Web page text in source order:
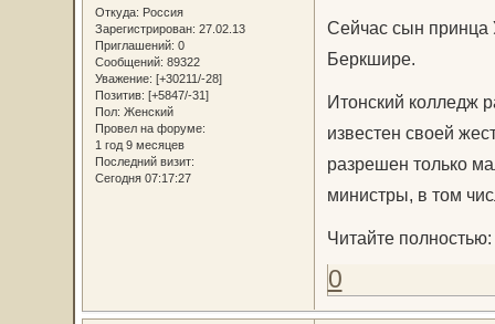
Откуда: Россия
Зарегистрирован: 27.02.13
Приглашений: 0
Сообщений: 89322
Уважение: [+30211/-28]
Позитив: [+5847/-31]
Пол: Женский
Провел на форуме:
1 год 9 месяцев
Последний визит:
Сегодня 07:17:27
Сейчас сын принца
Беркшире.
Итонский колледж
известен своей
разрешен только
министры, в том
Читайте полностью:
0